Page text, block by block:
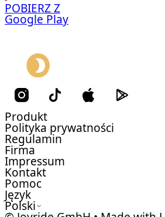
POBIERZ Z
Google Play
Produkt
Polityka prywatności
Regulamin
Firma
Impressum
Kontakt
Pomoc
Język
Polski